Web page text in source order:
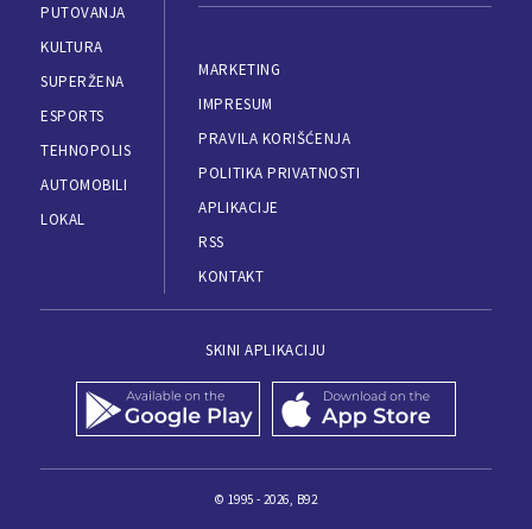
PUTOVANJA
KULTURA
SUPERŽENA
ESPORTS
TEHNOPOLIS
AUTOMOBILI
LOKAL
MARKETING
IMPRESUM
PRAVILA KORIŠĆENJA
POLITIKA PRIVATNOSTI
APLIKACIJE
RSS
KONTAKT
SKINI APLIKACIJU
© 1995 - 2026, B92